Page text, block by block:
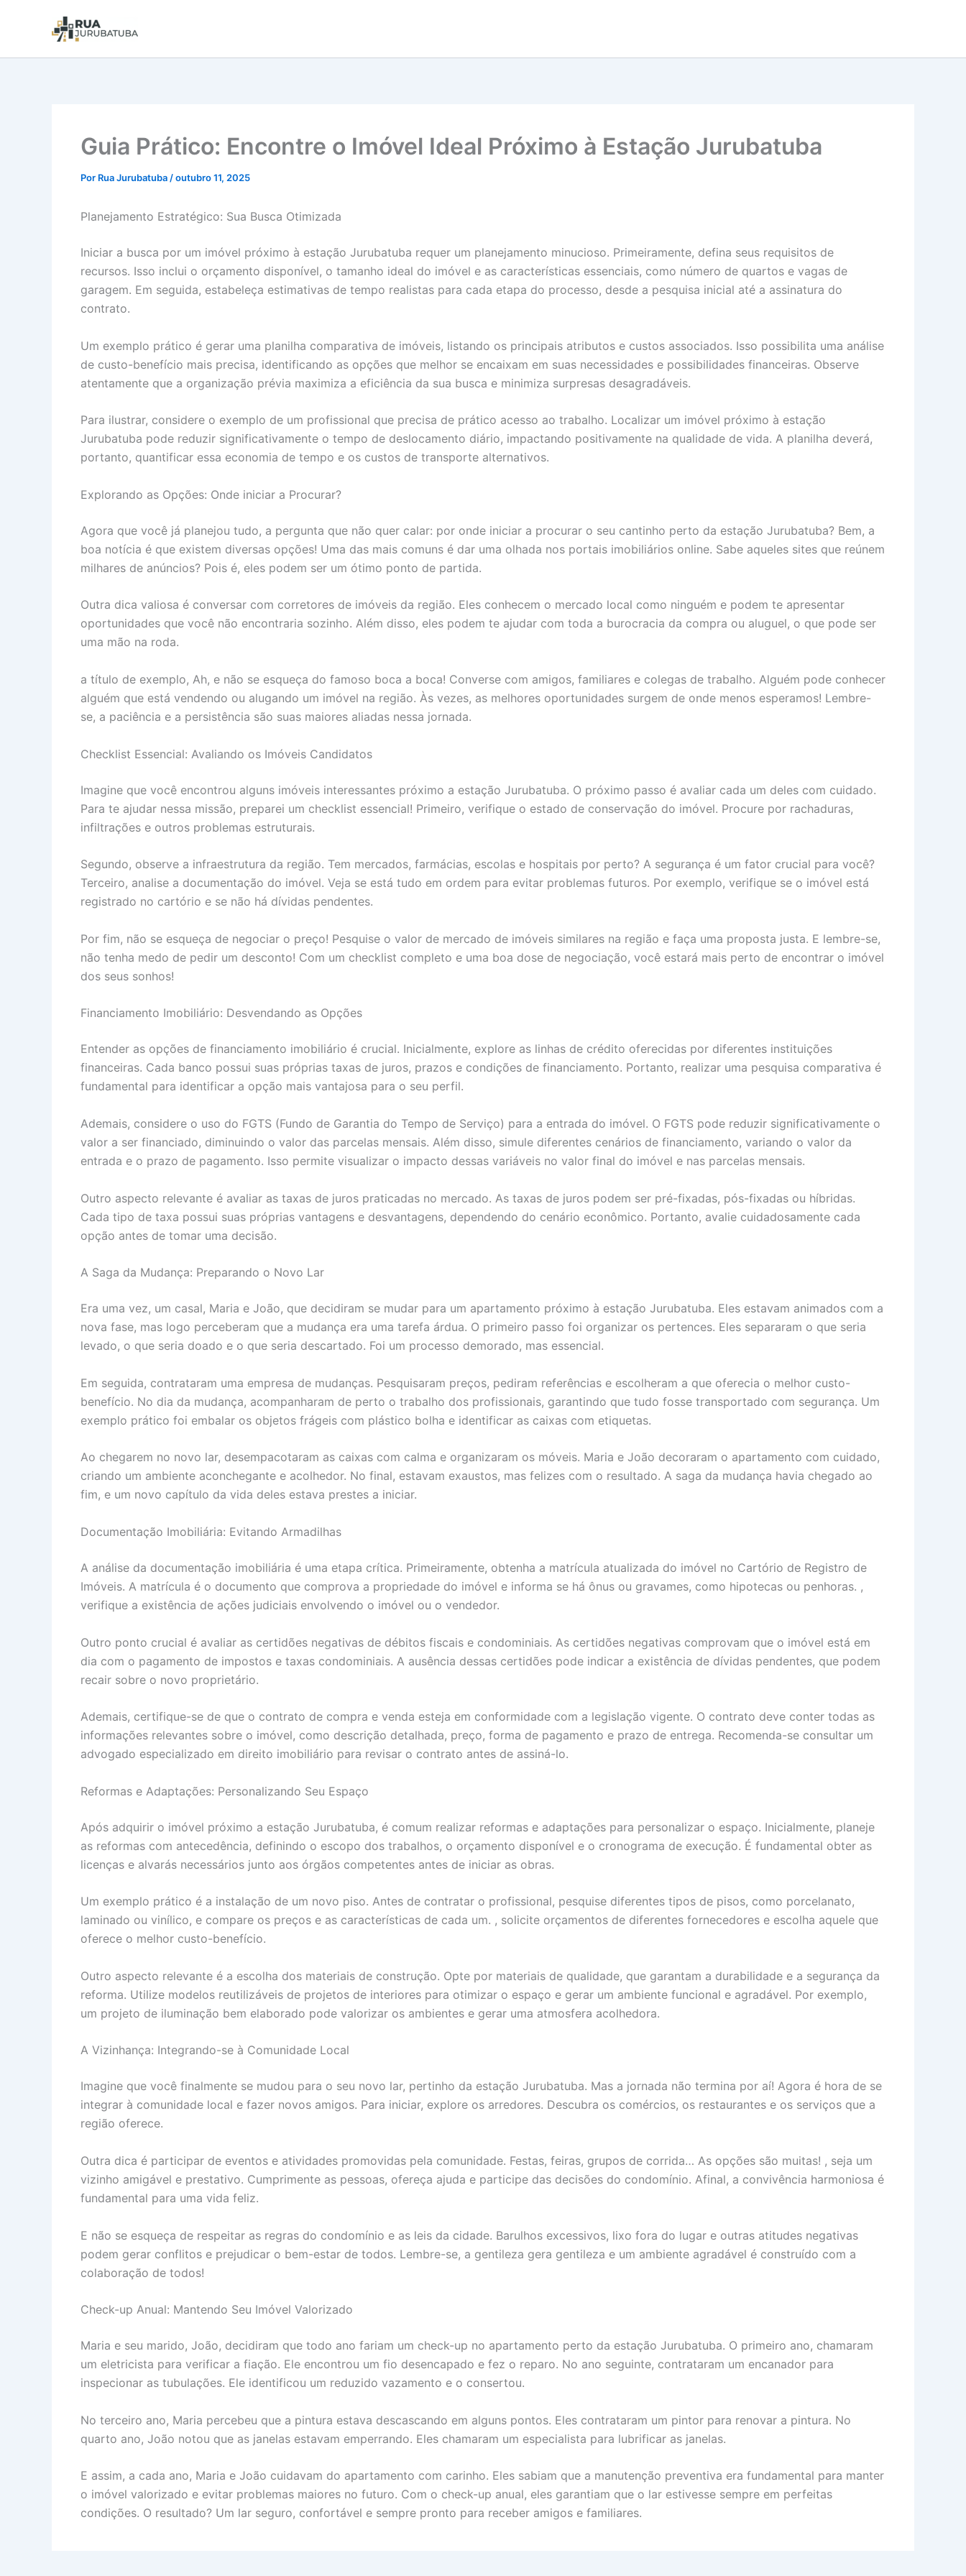
Guia Prático: Encontre o Imóvel Ideal Próximo à Estação Jurubatuba
Por Rua Jurubatuba /outubro 11, 2025
Planejamento Estratégico: Sua Busca Otimizada
Iniciar a busca por um imóvel próximo à estação Jurubatuba requer um planejamento minucioso. Primeiramente, defina seus requisitos de
recursos. Isso inclui o orçamento disponível, o tamanho ideal do imóvel e as características essenciais, como número de quartos e vagas de
garagem. Em seguida, estabeleça estimativas de tempo realistas para cada etapa do processo, desde a pesquisa inicial até a assinatura do
contrato.
Um exemplo prático é gerar uma planilha comparativa de imóveis, listando os principais atributos e custos associados. Isso possibilita uma análise
de custo-benefício mais precisa, identificando as opções que melhor se encaixam em suas necessidades e possibilidades financeiras. Observe
atentamente que a organização prévia maximiza a eficiência da sua busca e minimiza surpresas desagradáveis.
Para ilustrar, considere o exemplo de um profissional que precisa de prático acesso ao trabalho. Localizar um imóvel próximo à estação
Jurubatuba pode reduzir significativamente o tempo de deslocamento diário, impactando positivamente na qualidade de vida. A planilha deverá,
portanto, quantificar essa economia de tempo e os custos de transporte alternativos.
Explorando as Opções: Onde iniciar a Procurar?
Agora que você já planejou tudo, a pergunta que não quer calar: por onde iniciar a procurar o seu cantinho perto da estação Jurubatuba? Bem, a
boa notícia é que existem diversas opções! Uma das mais comuns é dar uma olhada nos portais imobiliários online. Sabe aqueles sites que reúnem
milhares de anúncios? Pois é, eles podem ser um ótimo ponto de partida.
Outra dica valiosa é conversar com corretores de imóveis da região. Eles conhecem o mercado local como ninguém e podem te apresentar
oportunidades que você não encontraria sozinho. Além disso, eles podem te ajudar com toda a burocracia da compra ou aluguel, o que pode ser
uma mão na roda.
a título de exemplo, Ah, e não se esqueça do famoso boca a boca! Converse com amigos, familiares e colegas de trabalho. Alguém pode conhecer
alguém que está vendendo ou alugando um imóvel na região. Às vezes, as melhores oportunidades surgem de onde menos esperamos! Lembre-
se, a paciência e a persistência são suas maiores aliadas nessa jornada.
Checklist Essencial: Avaliando os Imóveis Candidatos
Imagine que você encontrou alguns imóveis interessantes próximo a estação Jurubatuba. O próximo passo é avaliar cada um deles com cuidado.
Para te ajudar nessa missão, preparei um checklist essencial! Primeiro, verifique o estado de conservação do imóvel. Procure por rachaduras,
infiltrações e outros problemas estruturais.
Segundo, observe a infraestrutura da região. Tem mercados, farmácias, escolas e hospitais por perto? A segurança é um fator crucial para você?
Terceiro, analise a documentação do imóvel. Veja se está tudo em ordem para evitar problemas futuros. Por exemplo, verifique se o imóvel está
registrado no cartório e se não há dívidas pendentes.
Por fim, não se esqueça de negociar o preço! Pesquise o valor de mercado de imóveis similares na região e faça uma proposta justa. E lembre-se,
não tenha medo de pedir um desconto! Com um checklist completo e uma boa dose de negociação, você estará mais perto de encontrar o imóvel
dos seus sonhos!
Financiamento Imobiliário: Desvendando as Opções
Entender as opções de financiamento imobiliário é crucial. Inicialmente, explore as linhas de crédito oferecidas por diferentes instituições
financeiras. Cada banco possui suas próprias taxas de juros, prazos e condições de financiamento. Portanto, realizar uma pesquisa comparativa é
fundamental para identificar a opção mais vantajosa para o seu perfil.
Ademais, considere o uso do FGTS (Fundo de Garantia do Tempo de Serviço) para a entrada do imóvel. O FGTS pode reduzir significativamente o
valor a ser financiado, diminuindo o valor das parcelas mensais. Além disso, simule diferentes cenários de financiamento, variando o valor da
entrada e o prazo de pagamento. Isso permite visualizar o impacto dessas variáveis no valor final do imóvel e nas parcelas mensais.
Outro aspecto relevante é avaliar as taxas de juros praticadas no mercado. As taxas de juros podem ser pré-fixadas, pós-fixadas ou híbridas.
Cada tipo de taxa possui suas próprias vantagens e desvantagens, dependendo do cenário econômico. Portanto, avalie cuidadosamente cada
opção antes de tomar uma decisão.
A Saga da Mudança: Preparando o Novo Lar
Era uma vez, um casal, Maria e João, que decidiram se mudar para um apartamento próximo à estação Jurubatuba. Eles estavam animados com a
nova fase, mas logo perceberam que a mudança era uma tarefa árdua. O primeiro passo foi organizar os pertences. Eles separaram o que seria
levado, o que seria doado e o que seria descartado. Foi um processo demorado, mas essencial.
Em seguida, contrataram uma empresa de mudanças. Pesquisaram preços, pediram referências e escolheram a que oferecia o melhor custo-
benefício. No dia da mudança, acompanharam de perto o trabalho dos profissionais, garantindo que tudo fosse transportado com segurança. Um
exemplo prático foi embalar os objetos frágeis com plástico bolha e identificar as caixas com etiquetas.
Ao chegarem no novo lar, desempacotaram as caixas com calma e organizaram os móveis. Maria e João decoraram o apartamento com cuidado,
criando um ambiente aconchegante e acolhedor. No final, estavam exaustos, mas felizes com o resultado. A saga da mudança havia chegado ao
fim, e um novo capítulo da vida deles estava prestes a iniciar.
Documentação Imobiliária: Evitando Armadilhas
A análise da documentação imobiliária é uma etapa crítica. Primeiramente, obtenha a matrícula atualizada do imóvel no Cartório de Registro de
Imóveis. A matrícula é o documento que comprova a propriedade do imóvel e informa se há ônus ou gravames, como hipotecas ou penhoras. ,
verifique a existência de ações judiciais envolvendo o imóvel ou o vendedor.
Outro ponto crucial é avaliar as certidões negativas de débitos fiscais e condominiais. As certidões negativas comprovam que o imóvel está em
dia com o pagamento de impostos e taxas condominiais. A ausência dessas certidões pode indicar a existência de dívidas pendentes, que podem
recair sobre o novo proprietário.
Ademais, certifique-se de que o contrato de compra e venda esteja em conformidade com a legislação vigente. O contrato deve conter todas as
informações relevantes sobre o imóvel, como descrição detalhada, preço, forma de pagamento e prazo de entrega. Recomenda-se consultar um
advogado especializado em direito imobiliário para revisar o contrato antes de assiná-lo.
Reformas e Adaptações: Personalizando Seu Espaço
Após adquirir o imóvel próximo a estação Jurubatuba, é comum realizar reformas e adaptações para personalizar o espaço. Inicialmente, planeje
as reformas com antecedência, definindo o escopo dos trabalhos, o orçamento disponível e o cronograma de execução. É fundamental obter as
licenças e alvarás necessários junto aos órgãos competentes antes de iniciar as obras.
Um exemplo prático é a instalação de um novo piso. Antes de contratar o profissional, pesquise diferentes tipos de pisos, como porcelanato,
laminado ou vinílico, e compare os preços e as características de cada um. , solicite orçamentos de diferentes fornecedores e escolha aquele que
oferece o melhor custo-benefício.
Outro aspecto relevante é a escolha dos materiais de construção. Opte por materiais de qualidade, que garantam a durabilidade e a segurança da
reforma. Utilize modelos reutilizáveis de projetos de interiores para otimizar o espaço e gerar um ambiente funcional e agradável. Por exemplo,
um projeto de iluminação bem elaborado pode valorizar os ambientes e gerar uma atmosfera acolhedora.
A Vizinhança: Integrando-se à Comunidade Local
Imagine que você finalmente se mudou para o seu novo lar, pertinho da estação Jurubatuba. Mas a jornada não termina por aí! Agora é hora de se
integrar à comunidade local e fazer novos amigos. Para iniciar, explore os arredores. Descubra os comércios, os restaurantes e os serviços que a
região oferece.
Outra dica é participar de eventos e atividades promovidas pela comunidade. Festas, feiras, grupos de corrida… As opções são muitas! , seja um
vizinho amigável e prestativo. Cumprimente as pessoas, ofereça ajuda e participe das decisões do condomínio. Afinal, a convivência harmoniosa é
fundamental para uma vida feliz.
E não se esqueça de respeitar as regras do condomínio e as leis da cidade. Barulhos excessivos, lixo fora do lugar e outras atitudes negativas
podem gerar conflitos e prejudicar o bem-estar de todos. Lembre-se, a gentileza gera gentileza e um ambiente agradável é construído com a
colaboração de todos!
Check-up Anual: Mantendo Seu Imóvel Valorizado
Maria e seu marido, João, decidiram que todo ano fariam um check-up no apartamento perto da estação Jurubatuba. O primeiro ano, chamaram
um eletricista para verificar a fiação. Ele encontrou um fio desencapado e fez o reparo. No ano seguinte, contrataram um encanador para
inspecionar as tubulações. Ele identificou um reduzido vazamento e o consertou.
No terceiro ano, Maria percebeu que a pintura estava descascando em alguns pontos. Eles contrataram um pintor para renovar a pintura. No
quarto ano, João notou que as janelas estavam emperrando. Eles chamaram um especialista para lubrificar as janelas.
E assim, a cada ano, Maria e João cuidavam do apartamento com carinho. Eles sabiam que a manutenção preventiva era fundamental para manter
o imóvel valorizado e evitar problemas maiores no futuro. Com o check-up anual, eles garantiam que o lar estivesse sempre em perfeitas
condições. O resultado? Um lar seguro, confortável e sempre pronto para receber amigos e familiares.